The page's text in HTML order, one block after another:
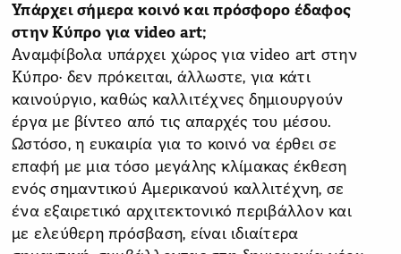
Υπάρχει σήμερα κοινό και πρόσφορο έδαφος
στην Κύπρο για video art;
Αναμφίβολα υπάρχει χώρος για video art στην
Κύπρο· δεν πρόκειται, άλλωστε, για κάτι
καινούργιο, καθώς καλλιτέχνες δημιουργούν
έργα με βίντεο από τις απαρχές του μέσου.
Ωστόσο, η ευκαιρία για το κοινό να έρθει σε
επαφή με μια τόσο μεγάλης κλίμακας έκθεση
ενός σημαντικού Αμερικανού καλλιτέχνη, σε
ένα εξαιρετικό αρχιτεκτονικό περιβάλλον και
με ελεύθερη πρόσβαση, είναι ιδιαίτερα